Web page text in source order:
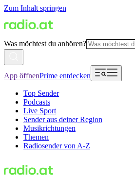
Zum Inhalt springen
Was möchtest du anhören?
App öffnenPrime entdecken
Top Sender
Podcasts
Live Sport
Sender aus deiner Region
Musikrichtungen
Themen
Radiosender von A-Z